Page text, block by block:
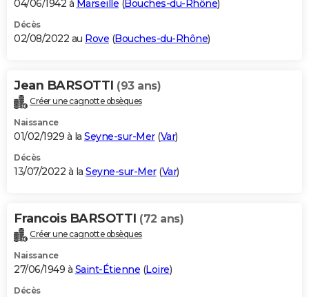
04/06/1942 à Marseille (Bouches-du-Rhône)
Décès
02/08/2022 au Rove (Bouches-du-Rhône)
Jean BARSOTTI (93 ans)
Créer une cagnotte obsèques
Naissance
01/02/1929 à la Seyne-sur-Mer(Var)
Décès
13/07/2022 à la Seyne-sur-Mer(Var)
Francois BARSOTTI (72 ans)
Créer une cagnotte obsèques
Naissance
27/06/1949 à Saint-Étienne (Loire)
Décès